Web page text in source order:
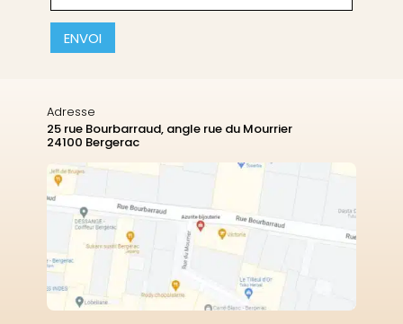
CAPTCHA
Adresse
25 rue Bourbarraud, angle rue du Mourrier
24100 Bergerac